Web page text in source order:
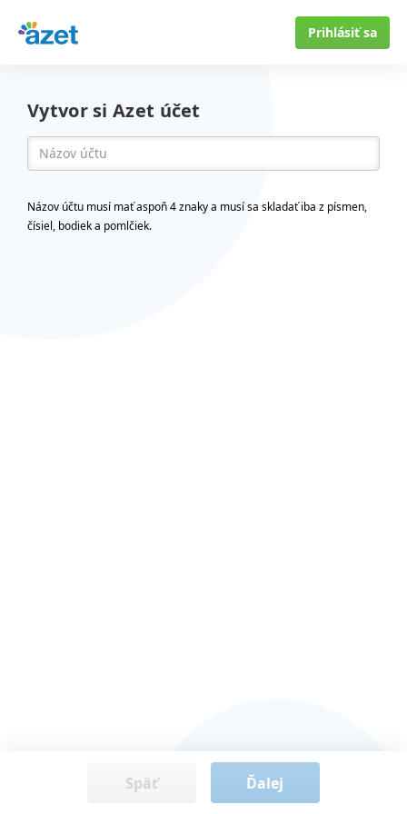
Prihlásiť sa
Vytvor si Azet účet
Názov účtu musí mať aspoň 4 znaky a musí sa skladať iba z písmen,
čísiel, bodiek a pomlčiek.